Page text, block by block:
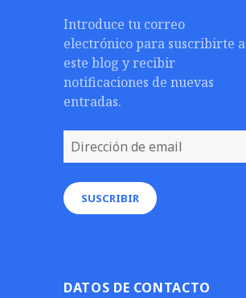
Introduce tu correo
electrónico para suscribirte a
este blog y recibir
notificaciones de nuevas
entradas.
Dirección
de
email
SUSCRIBIR
DATOS DE CONTACTO